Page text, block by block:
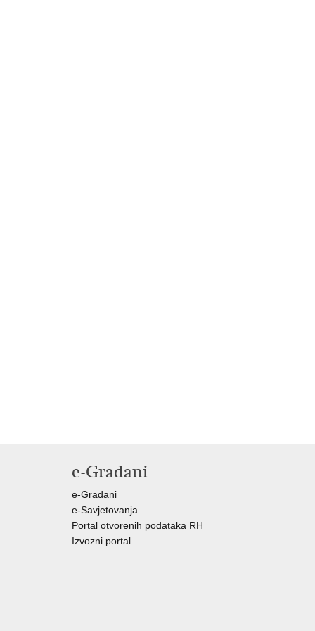
e-Građani
e-Građani
e-Savjetovanja
Portal otvorenih podataka RH
Izvozni portal